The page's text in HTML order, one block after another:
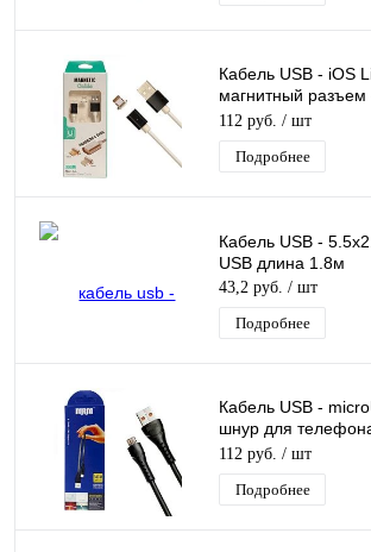
Кабель USB - iOS
магнитный
для телефона,
112 руб. / шт
Подробнее
Кабель USB -
USB длина 1.8м
43,2 руб. / шт
Подробнее
Кабель USB -
шнур для
30 см
112 руб. / шт
Подробнее